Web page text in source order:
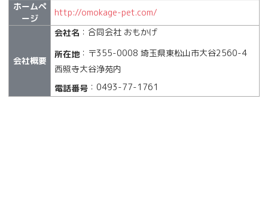
ホームペ
ージ
http://omokage-pet.com/
会社概要
会社名 ：合同会社 おもかげ
所在地：〒355-0008 埼玉県東松山市大谷2560-4
西照寺大谷浄苑内
電話番号：0493-77-1761